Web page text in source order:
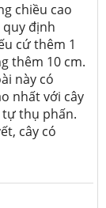
chiều cao
quy định
cứ thêm 1
thêm 10 cm.
này có
nhất với cây
tự thụ phấn.
cây có